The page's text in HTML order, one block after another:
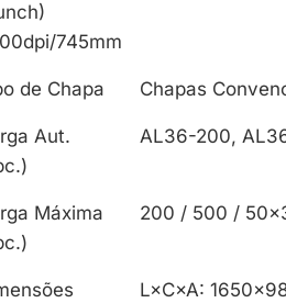
745mm
de Chapa Chapas
Aut.
AL36-200,
Máxima
200 / 500 /
L×C×A: